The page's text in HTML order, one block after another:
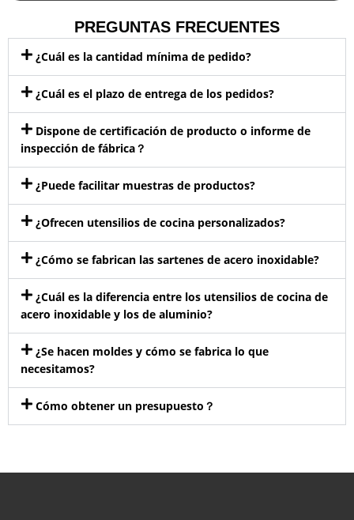
PREGUNTAS FRECUENTES
¿Cuál es la cantidad mínima de pedido?
¿Cuál es el plazo de entrega de los pedidos?
Dispone de certificación de producto o informe de
inspección de fábrica？
¿Puede facilitar muestras de productos?
¿Ofrecen utensilios de cocina personalizados?
¿Cómo se fabrican las sartenes de acero inoxidable?
¿Cuál es la diferencia entre los utensilios de cocina de
acero inoxidable y los de aluminio?
¿Se hacen moldes y cómo se fabrica lo que
necesitamos?
Cómo obtener un presupuesto？